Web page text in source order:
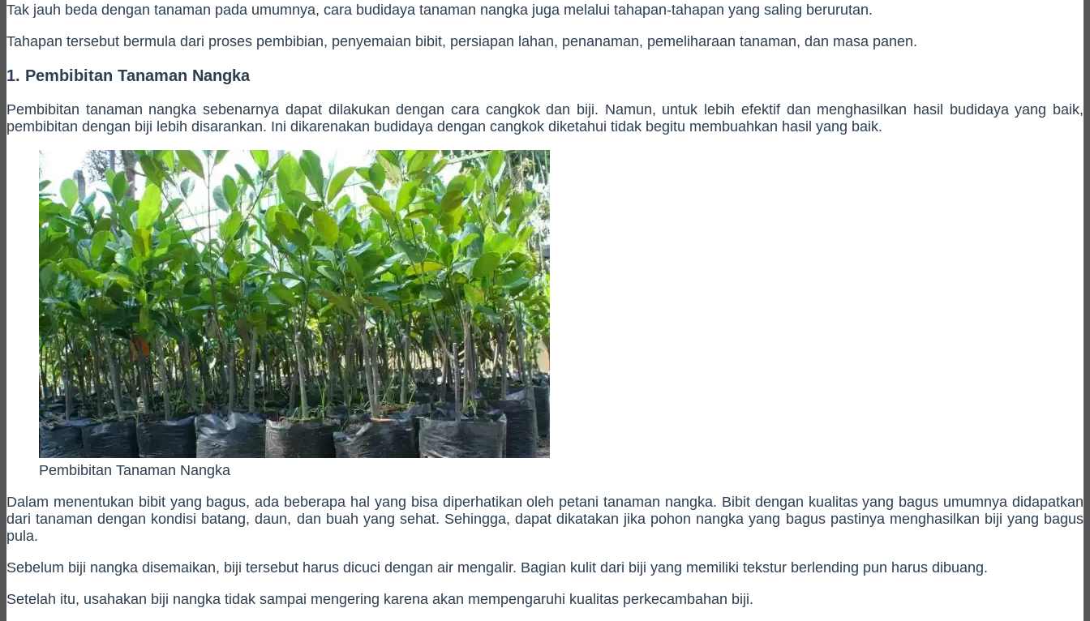
Tak jauh beda dengan tanaman pada umumnya, cara budidaya tanaman nangka juga melalui tahapan-tahapan yang saling berurutan.
Tahapan tersebut bermula dari proses pembibian, penyemaian bibit, persiapan lahan, penanaman, pemeliharaan tanaman, dan masa panen.
1. Pembibitan Tanaman Nangka
Pembibitan tanaman nangka sebenarnya dapat dilakukan dengan cara cangkok dan biji. Namun, untuk lebih efektif dan menghasilkan hasil budidaya yang baik,
pembibitan dengan biji lebih disarankan. Ini dikarenakan budidaya dengan cangkok diketahui tidak begitu membuahkan hasil yang baik.
Pembibitan Tanaman Nangka
Dalam menentukan bibit yang bagus, ada beberapa hal yang bisa diperhatikan oleh petani tanaman nangka. Bibit dengan kualitas yang bagus umumnya didapatkan
dari tanaman dengan kondisi batang, daun, dan buah yang sehat. Sehingga, dapat dikatakan jika pohon nangka yang bagus pastinya menghasilkan biji yang bagus
pula.
Sebelum biji nangka disemaikan, biji tersebut harus dicuci dengan air mengalir. Bagian kulit dari biji yang memiliki tekstur berlending pun harus dibuang.
Setelah itu, usahakan biji nangka tidak sampai mengering karena akan mempengaruhi kualitas perkecambahan biji.